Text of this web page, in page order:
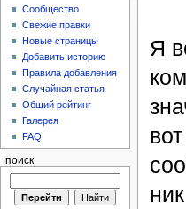
Я
Сообщество
Свежие правки
Новые страницы
Добавить историю
Правила добавления
Случайная статья
Общий рейтинг
Галерея
FAQ
поиск